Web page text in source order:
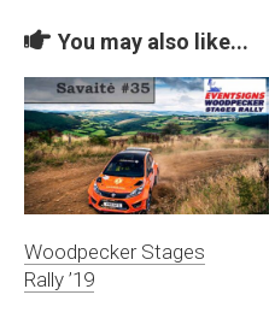
You may also like...
Woodpecker Stages
Rally ’19